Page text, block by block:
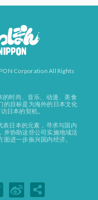
Corporation All Rights
的时尚、音乐、动漫、美食
的目标是为海外的日本文化
日本的契机。
表日本的元素，寻求与国内
并协助这些公司实施地域活
进一步振兴国内经济。